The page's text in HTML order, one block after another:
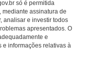
só é permitida
assinatura de
analisar e investir todos
apresentados. O
e
e informações relativas à